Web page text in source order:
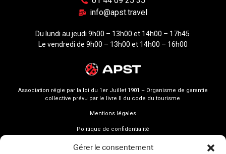
Gérer le consentement
info@apst.travel
Du lundi au jeudi 9h00 – 13h00 et 14h00 – 17h45
Le vendredi de 9h00 – 13h00 et 14h00 – 16h00
Association régie par la loi du 1er Juillet 1901 – Organisme de garantie
collective prévu par le livre II du code du tourisme
Mentions légales
Politique de confidentialité